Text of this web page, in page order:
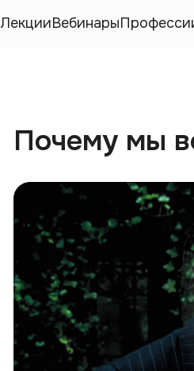
ЛекцииВебинары
Почему мы